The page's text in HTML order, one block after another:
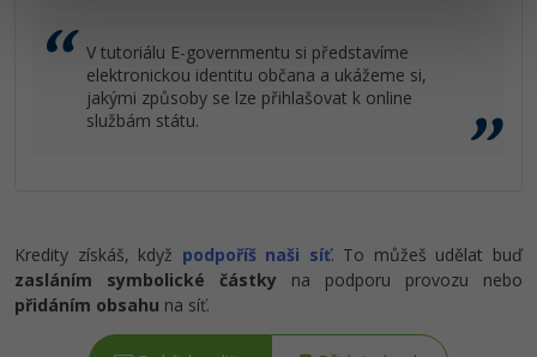
V tutoriálu E-governmentu si představíme
elektronickou identitu občana a ukážeme si,
jakými způsoby se lze přihlašovat k online
službám státu.
Kredity získáš, když podpoříš naši síť. To můžeš udělat buď
zasláním symbolické částky na podporu provozu nebo
přidáním obsahu na síť.